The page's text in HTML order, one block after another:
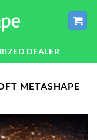
DEALER
METASHAPE